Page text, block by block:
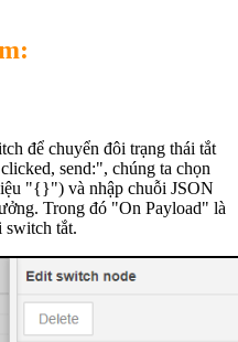
để chuyển đôi trạng thái tắt
send:", chúng ta chọn
"{}") và nhập chuỗi JSON
Trong đó "On Payload" là
tắt.